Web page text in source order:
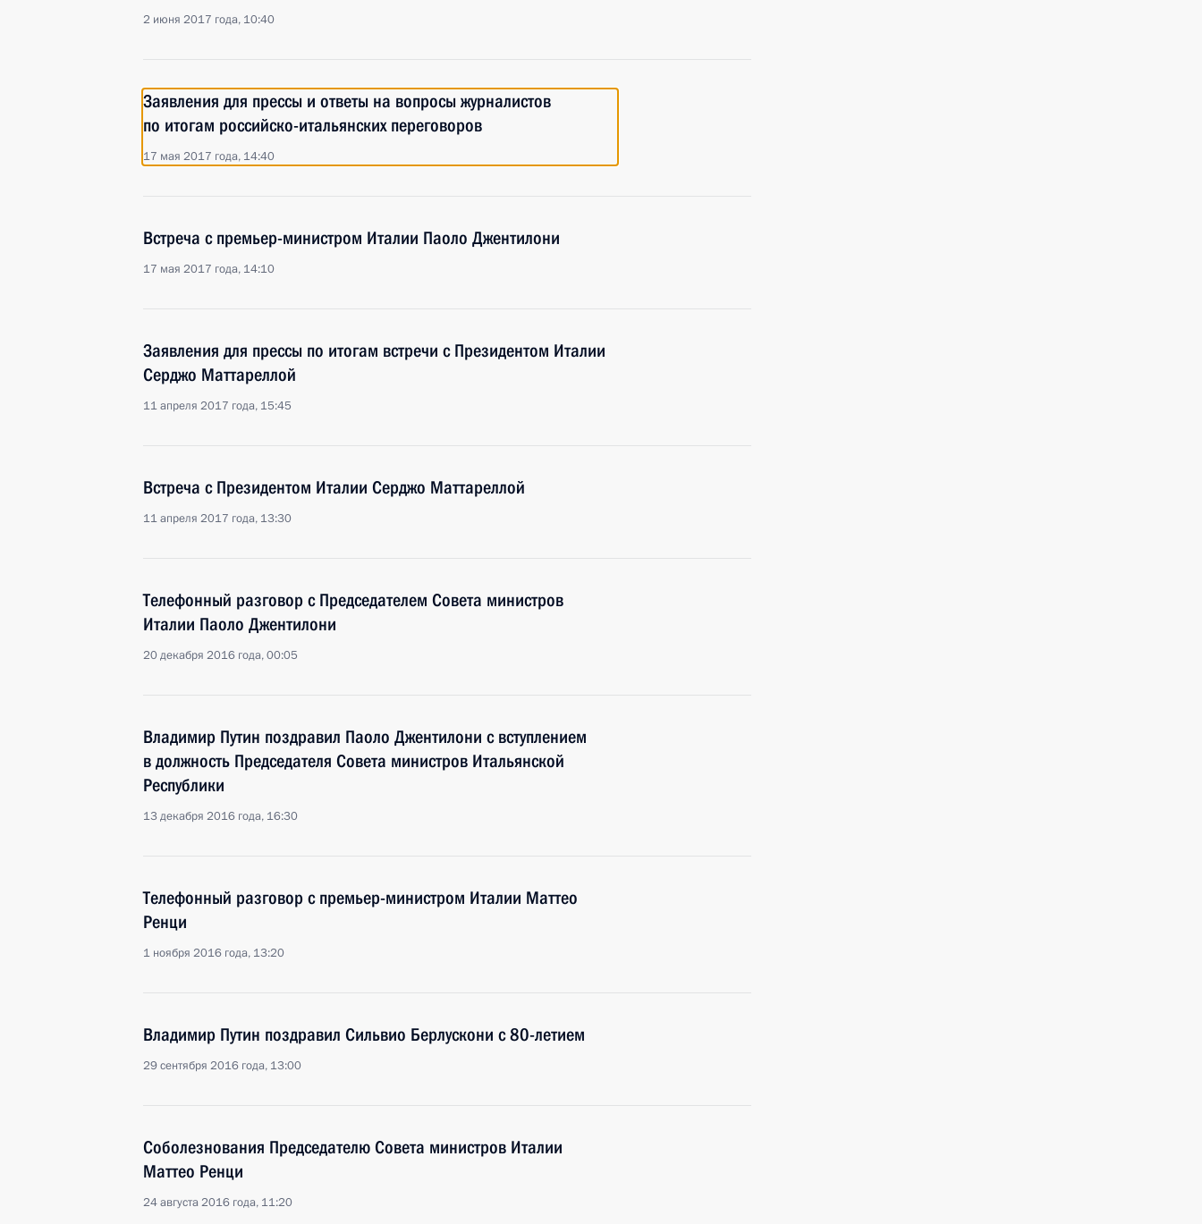
2 июня 2017 года, 10:40
Заявления для прессы и ответы на вопросы журналистов
по итогам российско-итальянских переговоров
17 мая 2017 года, 14:40
Встреча с премьер-министром Италии Паоло Джентилони
17 мая 2017 года, 14:10
Заявления для прессы по итогам встречи с Президентом Италии
Серджо Маттареллой
11 апреля 2017 года, 15:45
Встреча с Президентом Италии Серджо Маттареллой
11 апреля 2017 года, 13:30
Телефонный разговор с Председателем Совета министров
Италии Паоло Джентилони
20 декабря 2016 года, 00:05
Владимир Путин поздравил Паоло Джентилони с вступлением
в должность Председателя Совета министров Итальянской
Республики
13 декабря 2016 года, 16:30
Телефонный разговор с премьер-министром Италии Маттео
Ренци
1 ноября 2016 года, 13:20
Владимир Путин поздравил Сильвио Берлускони с 80-летием
29 сентября 2016 года, 13:00
Соболезнования Председателю Совета министров Италии
Маттео Ренци
24 августа 2016 года, 11:20